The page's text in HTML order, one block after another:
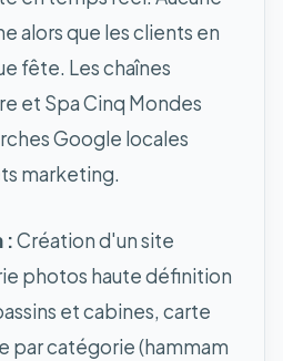
alors que les clients en
fête. Les chaînes
et Spa Cinq Mondes
Google locales
marketing.
:Création d'un site
photos haute définition
et cabines, carte
par catégorie (hammam